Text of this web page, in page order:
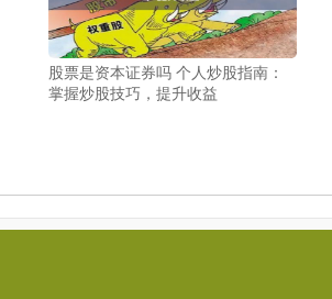
股票是资本证券吗 个人炒股指南：
掌握炒股技巧，提升收益